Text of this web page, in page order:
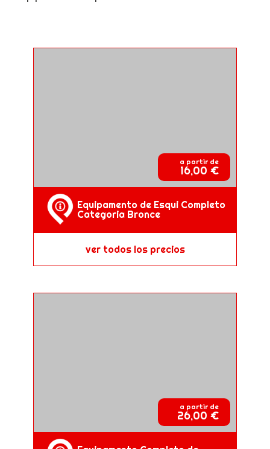
a partir de
16,00 €
Equipamento de Esqui Completo
Categoria Bronce
ver todos los precios
a partir de
26,00 €